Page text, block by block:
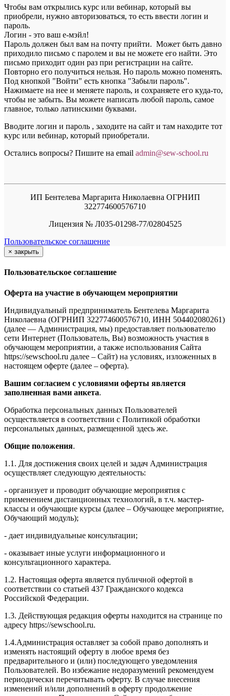
Чтобы вам открылись курс или вебинар, который вы
приобрели, нужно авторизоваться, то есть ввести логин и
пароль.
Логин - это ваш е-мэйл!
Пароль должен был вам на почту прийти. Может быть давно
приходило письмо с паролем и вы не можете его найти. Это
письмо приходит один раз при регистрации на сайте.
Повторно его получиться нельзя. Но пароль можно поменять.
Под кнопкой "Войти" есть кнопка "Забыли пароль".
Нажимаете на нее и меняете пароль, и сохраняете его куда-то,
чтобы не забыть. Вы можете написать любой пароль, самое
главное, только латинскими буквами.
Вводите логин и пароль , заходите на сайт и там находите тот
курс или вебинар, который приобретали.
Остались вопросы? Пишите на email admin@sew-school.ru
ИП Бентелева Маргарита Николаевна ОГРНИП
322774600576710
Лицензия № Л035-01298-77/02804525
Пользовательское соглашение
× закрыть
Пользовательское соглашение
Оферта на участие в обучающем мероприятии
Индивидуальный предприниматель Бентелева Маргарита
Николаевна (ОГРНИП 322774600576710, ИНН 504402080261)
(далее — Администрация, мы) предоставляет пользователю
сети Интернет (Пользователь, Вы) возможность участия в
обучающем мероприятии, а также использования Сайта
https://sewschool.ru далее – Сайт) на условиях, изложенных в
настоящем оферте (далее – оферта).
Вашим согласием с условиями оферты является
заполненная вами анкета.
Обработка персональных данных Пользователей
осуществляется в соответствии с Политикой обработки
персональных данных, размещенной здесь же.
Общие положения.
1.1. Для достижения своих целей и задач Администрация
осуществляет следующую деятельность:
- организует и проводит обучающие мероприятия с
применением дистанционных технологий, в т.ч. мастер-
классы и обучающие курсы (далее – Обучающее мероприятие,
Обучающий модуль);
- дает индивидуальные консультации;
- оказывает иные услуги информационного и
консультационного характера.
1.2. Настоящая оферта является публичной офертой в
соответствии со статьей 437 Гражданского кодекса
Российской Федерации.
1.3. Действующая редакция оферты находится на странице по
адресу https://sewschool.ru.
1.4.Администрация оставляет за собой право дополнять и
изменять настоящий оферту в любое время без
предварительного и (или) последующего уведомления
Пользователей. Во избежание недоразумений рекомендуем
периодически перечитывать оферту. В случае внесения
изменений и/или дополнений в оферту продолжение